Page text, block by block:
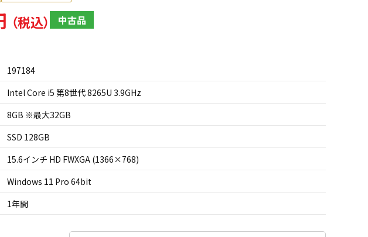
中古品
197184
Intel Core i5 第8世代 8265U 3.9GHz
8GB ※最大32GB
SSD 128GB
15.6インチ HD FWXGA (1366×768)
Windows 11 Pro 64bit
1年間